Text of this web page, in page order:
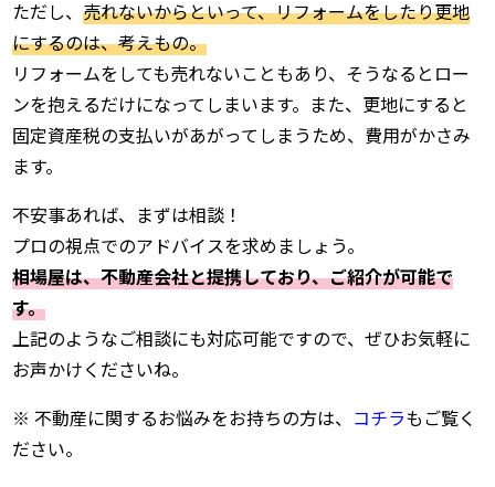
ただし、売れないからといって、リフォームをしたり更地
にするのは、考えもの。
リフォームをしても売れないこともあり、そうなるとロー
ンを抱えるだけになってしまいます。また、更地にすると
固定資産税の支払いがあがってしまうため、費用がかさみ
ます。
不安事あれば、まずは相談！
プロの視点でのアドバイスを求めましょう。
相場屋は、不動産会社と提携しており、ご紹介が可能で
す。
上記のようなご相談にも対応可能ですので、ぜひお気軽に
お声かけくださいね。
※ 不動産に関するお悩みをお持ちの方は、 コチラもご覧く
ださい。